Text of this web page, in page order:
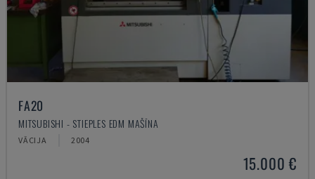
FA20
MITSUBISHI - STIEPLES EDM MAŠĪNA
VĀCIJA 2004
15.000 €